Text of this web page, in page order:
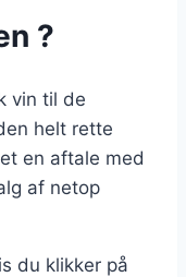
?
vin til de
helt rette
en aftale med
af netop
du klikker på